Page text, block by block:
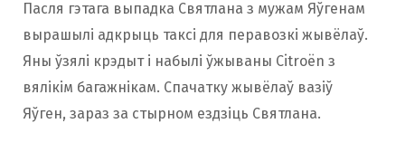
Пасля гэтага выпадка Святлана з мужам Яўгенам
вырашылі адкрыць таксі для перавозкі жывёлаў.
Яны ўзялі крэдыт і набылі ўжываны Citroën з
вялікім багажнікам. Спачатку жывёлаў вазіў
Яўген, зараз за стырном ездзіць Святлана.